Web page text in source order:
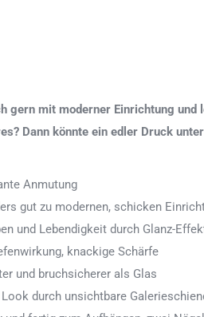
gern mit moderner Einrichtung und
Dann könnte ein edler Druck
Anmutung
gut zu modernen, schicken
und Lebendigkeit durch Glanz-
knackige Schärfe
und bruchsicherer als Glas
durch unsichtbare